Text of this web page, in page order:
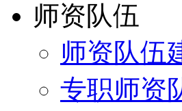
师资队伍
师资队伍
专职师资